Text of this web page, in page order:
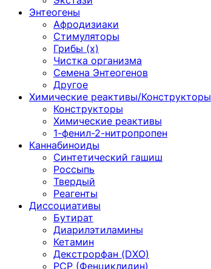
Энтеогены
Афродизиаки
Стимуляторы
Грибы (х)
Чистка организма
Семена Энтеогенов
Другое
Химические реактивы/Конструкторы
Конструкторы
Химические реактивы
1-фенил-2-нитропропен
Каннабиноиды
Синтетический гашиш
Россыпь
Твердый
Реагенты
Диссоциативы
Бутират
Диарилэтиламины
Кетамин
Декстрорфан (DXO)
PCP (Фенциклидин)